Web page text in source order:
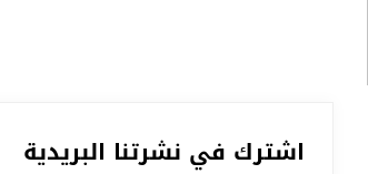
اشترك في نشرتنا البريدية